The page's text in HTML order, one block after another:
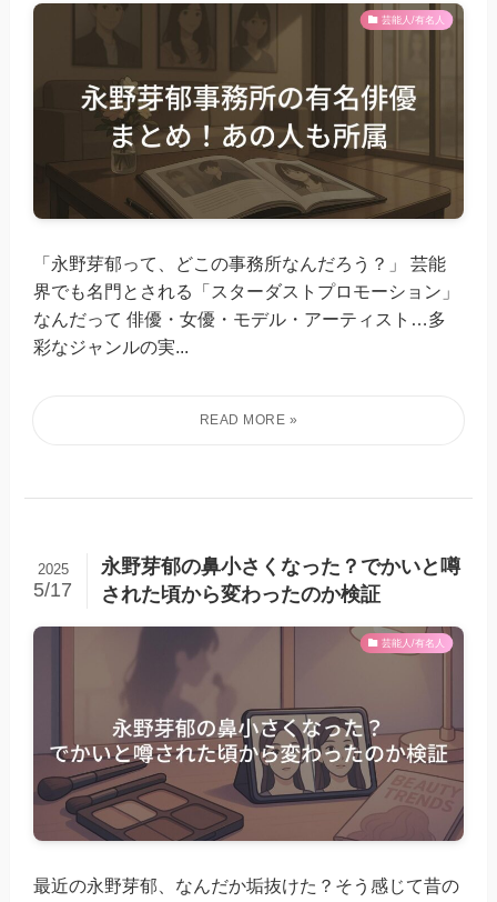
芸能人/有名人
「永野芽郁って、どこの事務所なんだろう？」 芸能
界でも名門とされる「スターダストプロモーション」
なんだって 俳優・女優・モデル・アーティスト…多
彩なジャンルの実...
永野芽郁の鼻小さくなった？でかいと噂
された頃から変わったのか検証
2025
5/17
芸能人/有名人
最近の永野芽郁、なんだか垢抜けた？そう感じて昔の